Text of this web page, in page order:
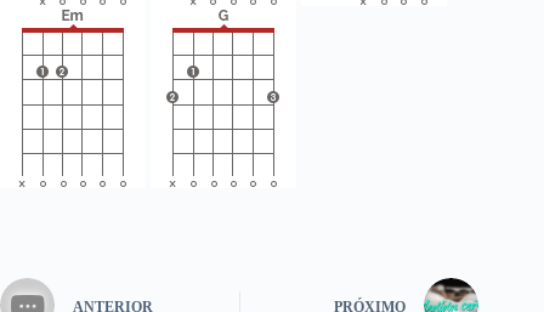
ANTERIOR PRÓXIMO